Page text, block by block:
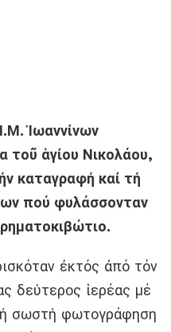
Ἰωαννίνων
τοῦ ἁγίου Νικολάου,
καταγραφή καί τή
πού φυλάσσονταν
ἐκτός ἀπό τόν
δεύτερος ἱερέας μέ
σωστή φωτογράφηση